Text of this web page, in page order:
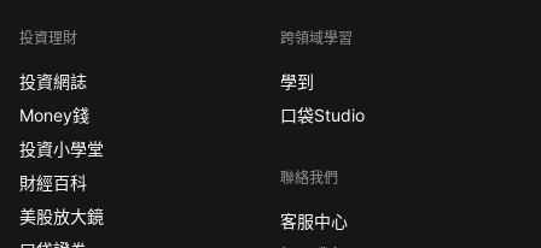
投資理財
投資網誌
Money錢
投資小學堂
財經百科
美股放大鏡
跨領域學習
學到
口袋Studio
聯絡我們
客服中心